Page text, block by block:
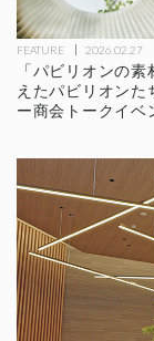
FEATURE 2026.02.27
「パビリオンの
えたパビリオンた
ー商会トークイベ